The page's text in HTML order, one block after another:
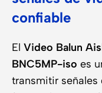
confiable
El Video Balun
BNC5MP-iso es
transmitir